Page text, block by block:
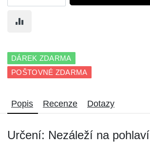
DÁREK ZDARMA
POŠTOVNÉ ZDARMA
Popis Recenze Dotazy
Určení: Nezáleží na pohlaví